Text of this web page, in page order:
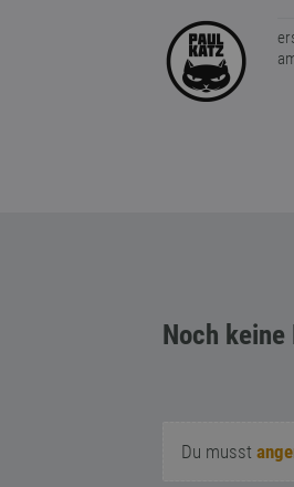
Noch
Du musst